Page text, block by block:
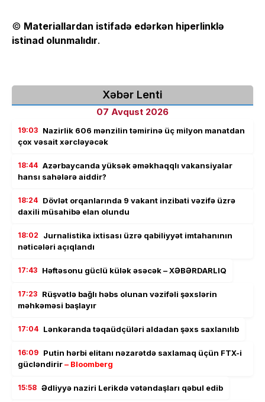
© Materiallardan istifadə edərkən hiperlinklə
istinad olunmalıdır.
Xəbər Lenti
07 Avqust 2026
19:03 Nazirlik 606 mənzilin təmirinə üç milyon manatdan
çox vəsait xərcləyəcək
18:44 Azərbaycanda yüksək əməkhaqqlı vakansiyalar
hansı sahələrə aiddir?
18:24 Dövlət orqanlarında 9 vakant inzibati vəzifə üzrə
daxili müsahibə elan olundu
18:02
Jurnalistika ixtisası üzrə qabiliyyət imtahanının
nəticələri açıqlandı
17:43 Həftəsonu güclü külək əsəcək – XƏBƏRDARLIQ
17:23 Rüşvətlə bağlı həbs olunan vəzifəli şəxslərin
məhkəməsi başlayır
17:04 Lənkəranda təqaüdçüləri aldadan şəxs saxlanılıb
16:09 Putin hərbi elitanı nəzarətdə saxlamaq üçün FTX-i
gücləndirir– Bloomberg
15:58 Ədliyyə naziri Lerikdə vətəndaşları qəbul edib